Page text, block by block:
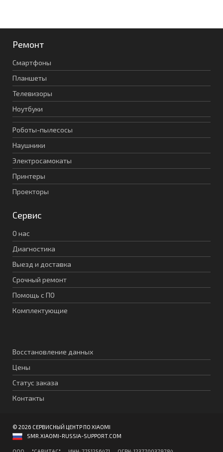
Ремонт
Смартфоны
Планшеты
Телевизоры
Ноутбуки
Роботы-пылесосы
Наушники
Электросамокаты
Принтеры
Проекторы
Сервис
О нас
Диагностика
Выезд и доставка
Срочный ремонт
Помощь с ПО
Комплектующие
Восстановление данных
Цены
Статус заказа
Контакты
© 2026 СЕРВИСНЫЙ ЦЕНТР ПО XIAOMI
SMR.XIAOMI-RUSSIA-SUPPORT.COM